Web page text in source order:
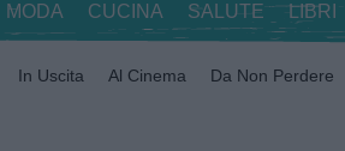
MODA CUCINA SALUTE LIBRI
In Uscita Al Cinema Da Non Perdere